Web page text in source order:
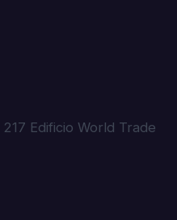
Edificio World Trade